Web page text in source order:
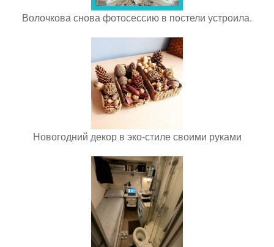
Волочкова снова фотосессию в постели устроила.
Новогодний декор в эко-стиле своими руками